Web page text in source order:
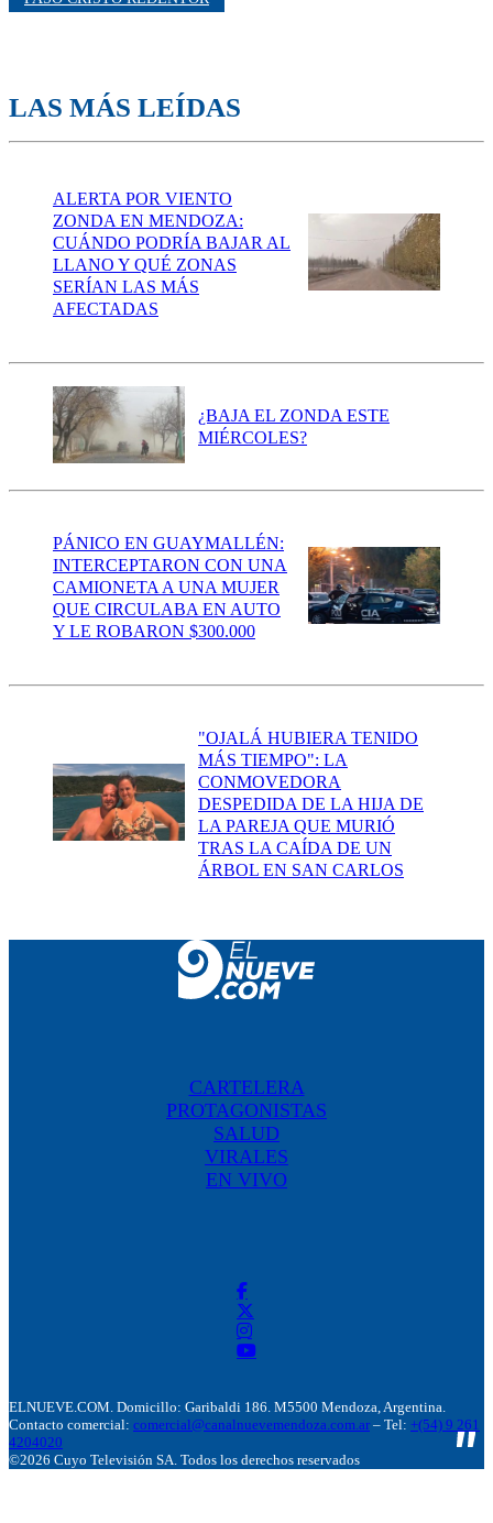
LAS MÁS LEÍDAS
ALERTA POR VIENTO
ZONDA EN MENDOZA:
CUÁNDO PODRÍA BAJAR AL
LLANO Y QUÉ ZONAS
SERÍAN LAS MÁS
AFECTADAS
¿BAJA EL ZONDA ESTE
MIÉRCOLES?
PÁNICO EN GUAYMALLÉN:
INTERCEPTARON CON UNA
CAMIONETA A UNA MUJER
QUE CIRCULABA EN AUTO
Y LE ROBARON $300.000
"OJALÁ HUBIERA TENIDO
MÁS TIEMPO": LA
CONMOVEDORA
DESPEDIDA DE LA HIJA DE
LA PAREJA QUE MURIÓ
TRAS LA CAÍDA DE UN
ÁRBOL EN SAN CARLOS
CARTELERA
PROTAGONISTAS
SALUD
VIRALES
EN VIVO
ELNUEVE.COM. Domicillo: Garibaldi 186. M5500 Mendoza, Argentina.
Contacto comercial: comercial@canalnuevemendoza.com.ar – Tel: +(54) 9 261
4204020
©2026 Cuyo Televisión SA. Todos los derechos reservados